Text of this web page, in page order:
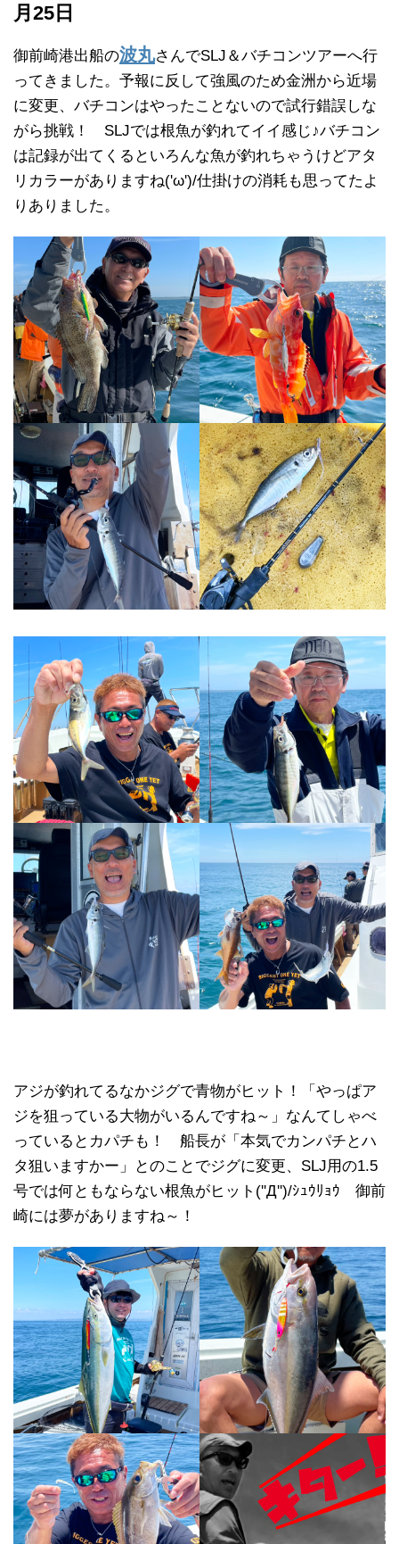
月25日
御前崎港出船の波丸さんでSLJ＆バチコンツアーへ行
ってきました。予報に反して強風のため金洲から近場
に変更、バチコンはやったことないので試行錯誤しな
がら挑戦！ SLJでは根魚が釣れてイイ感じ♪バチコン
は記録が出てくるといろんな魚が釣れちゃうけどアタ
リカラーがありますね('ω')/仕掛けの消耗も思ってたよ
りありました。
アジが釣れてるなかジグで青物がヒット！「やっぱア
ジを狙っている大物がいるんですね～」なんてしゃべ
っているとカパチも！ 船長が「本気でカンパチとハ
タ狙いますかー」とのことでジグに変更、SLJ用の1.5
号では何ともならない根魚がヒット(''Д'')/ｼｭｳﾘｮｳ 御前
崎には夢がありますね～！